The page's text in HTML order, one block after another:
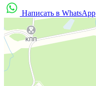
Написать в WhatsApp